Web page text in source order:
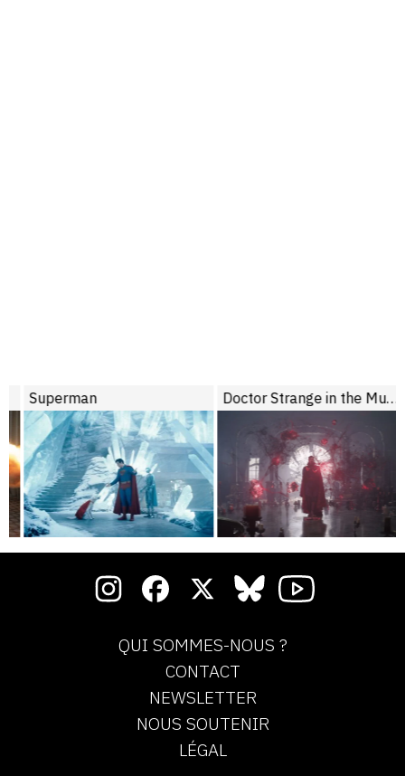
Superman Doctor Strange in the Multiverse of Madness
QUI SOMMES-NOUS ?
CONTACT
NEWSLETTER
NOUS SOUTENIR
LÉGAL